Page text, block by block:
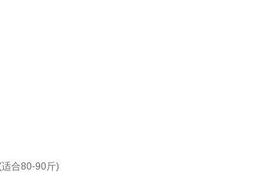
合80-90斤)